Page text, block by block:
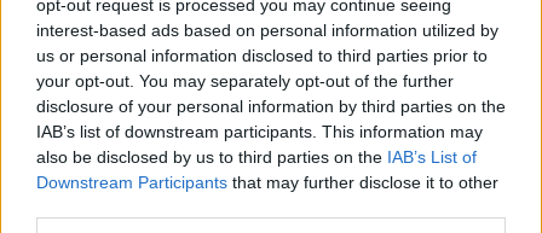
opt-out request is processed you may continue seeing
interest-based ads based on personal information utilized by
us or personal information disclosed to third parties prior to
your opt-out. You may separately opt-out of the further
disclosure of your personal information by third parties on the
IAB’s list of downstream participants. This information may
also be disclosed by us to third parties on the IAB’s List of
Downstream Participants that may further disclose it to other
Monchi applaude la Roma: "Così
andiamo lontano"
22/10/2017
VERSO LA JUVE
Lazio, Wallace e Bastos